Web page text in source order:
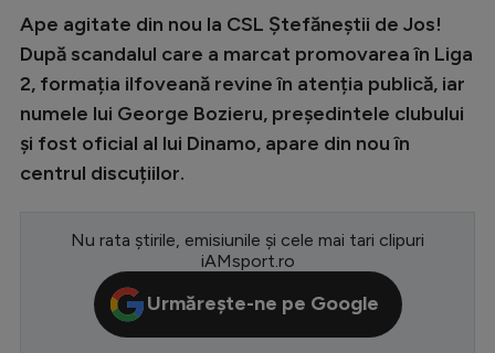
Champions League
Europa League
Conference League
CM 2026
Premier League
Serie A
Bundesliga
Ligue 1
Ape agitate din nou la CSL Ștefăneștii de Jos!
După scandalul care a marcat promovarea în Liga
2, formația ilfoveană revine în atenția publică, iar
numele lui George Bozieru, președintele clubului
și fost oficial al lui Dinamo, apare din nou în
centrul discuțiilor.
Nu rata știrile, emisiunile și cele mai tari clipuri
iAMsport.ro
Urmărește-ne pe Google